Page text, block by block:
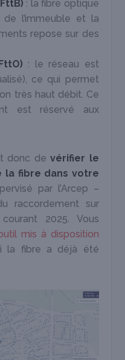
: la fibre optique
de l’immeuble et la
repose sur des
: le réseau est
ce qui permet
très haut débit. Ce
est réservé aux
donc devérifier le
fibre dans votre
par l’Arcep –
raccordement sur
2025. Vous
mis à disposition
la fibre a déjà été